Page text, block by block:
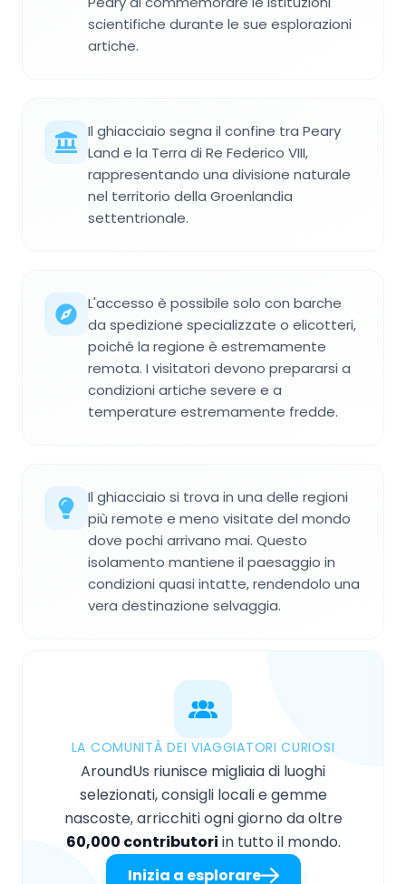
scientifiche durante le sue esplorazioni
artiche.
Il ghiacciaio segna il confine tra Peary
Land e la Terra di Re Federico VIII,
rappresentando una divisione naturale
nel territorio della Groenlandia
settentrionale.
L'accesso è possibile solo con barche
da spedizione specializzate o elicotteri,
poiché la regione è estremamente
remota. I visitatori devono prepararsi a
condizioni artiche severe e a
temperature estremamente fredde.
Il ghiacciaio si trova in una delle regioni
più remote e meno visitate del mondo
dove pochi arrivano mai. Questo
isolamento mantiene il paesaggio in
condizioni quasi intatte, rendendolo una
vera destinazione selvaggia.
LA COMUNITÀ DEI VIAGGIATORI CURIOSI
AroundUs riunisce migliaia di luoghi
selezionati, consigli locali e gemme
nascoste, arricchiti ogni giorno da oltre
60,000 contributori in tutto il mondo.
Inizia a esplorare